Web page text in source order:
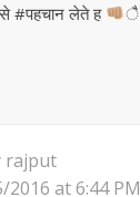
#पहचान लेते ह
ै
rajput
2016 at 6:44 PM